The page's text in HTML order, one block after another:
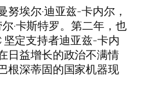
努埃尔·迪亚兹-卡内尔，
·卡斯特罗。第二年，也
坚定支持者迪亚兹-卡内
日益增长的政治不满情
根深蒂固的国家机器现